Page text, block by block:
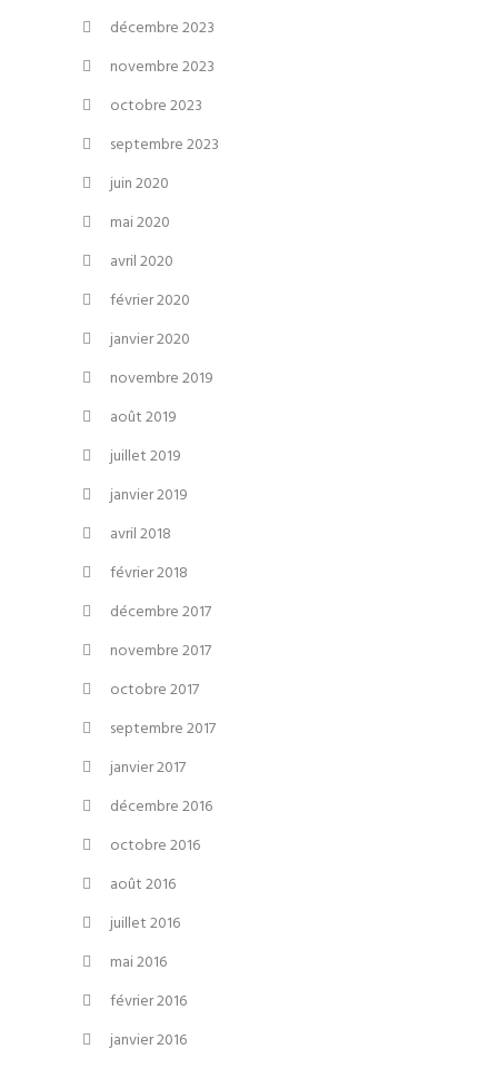
décembre 2023
novembre 2023
octobre 2023
septembre 2023
juin 2020
mai 2020
avril 2020
février 2020
janvier 2020
novembre 2019
août 2019
juillet 2019
janvier 2019
avril 2018
février 2018
décembre 2017
novembre 2017
octobre 2017
septembre 2017
janvier 2017
décembre 2016
octobre 2016
août 2016
juillet 2016
mai 2016
février 2016
janvier 2016